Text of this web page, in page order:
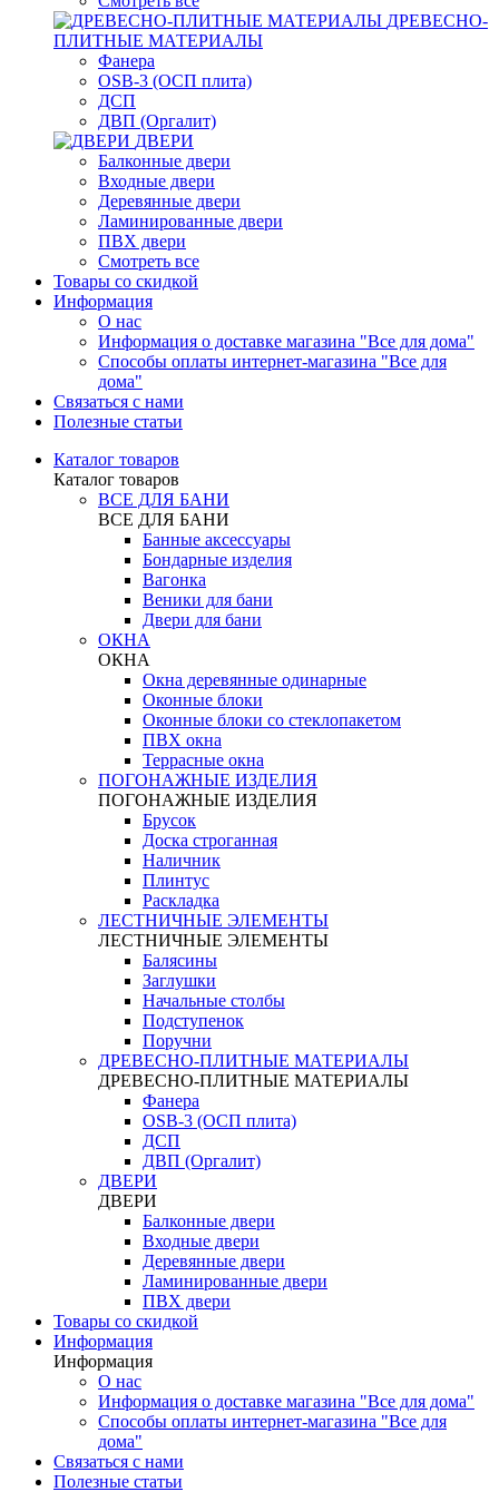
ДРЕВЕСНО-
ПЛИТНЫЕ МАТЕРИАЛЫ
Фанера
OSB-3 (ОСП плита)
ДСП
ДВП (Оргалит)
ДВЕРИ
Балконные двери
Входные двери
Деревянные двери
Ламинированные двери
ПВХ двери
Смотреть все
Товары со скидкой
Информация
О нас
Информация о доставке магазина "Все для дома"
Способы оплаты интернет-магазина "Все для
дома"
Связаться с нами
Полезные статьи
Каталог товаров
Каталог товаров
ВСЕ ДЛЯ БАНИ
ВСЕ ДЛЯ БАНИ
Банные аксессуары
Бондарные изделия
Вагонка
Веники для бани
Двери для бани
ОКНА
ОКНА
Окна деревянные одинарные
Оконные блоки
Оконные блоки со стеклопакетом
ПВХ окна
Террасные окна
ПОГОНАЖНЫЕ ИЗДЕЛИЯ
ПОГОНАЖНЫЕ ИЗДЕЛИЯ
Брусок
Доска строганная
Наличник
Плинтус
Раскладка
ЛЕСТНИЧНЫЕ ЭЛЕМЕНТЫ
ЛЕСТНИЧНЫЕ ЭЛЕМЕНТЫ
Балясины
Заглушки
Начальные столбы
Подступенок
Поручни
ДРЕВЕСНО-ПЛИТНЫЕ МАТЕРИАЛЫ
ДРЕВЕСНО-ПЛИТНЫЕ МАТЕРИАЛЫ
Фанера
OSB-3 (ОСП плита)
ДСП
ДВП (Оргалит)
ДВЕРИ
ДВЕРИ
Балконные двери
Входные двери
Деревянные двери
Ламинированные двери
ПВХ двери
Товары со скидкой
Информация
Информация
О нас
Информация о доставке магазина "Все для дома"
Способы оплаты интернет-магазина "Все для
дома"
Связаться с нами
Полезные статьи